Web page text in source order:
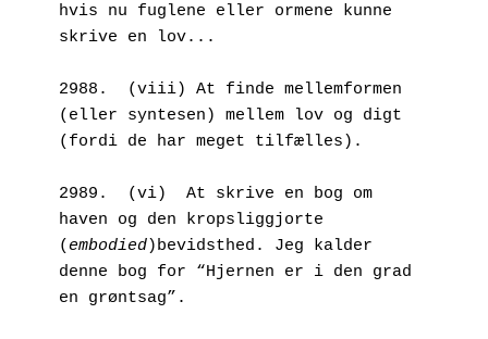
hvis nu fuglene eller ormene kunne
skrive en lov...
2988.  (viii) At finde mellemformen
(eller syntesen) mellem lov og digt
(fordi de har meget tilfælles).
2989.  (vi)  At skrive en bog om
haven og den kropsliggjorte
(embodied)bevidsthed. Jeg kalder
denne bog for “Hjernen er i den grad
en grøntsag”.